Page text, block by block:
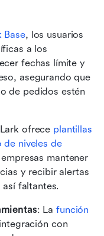
Base, los usuarios
a los
fechas límite y
asegurando que
de pedidos estén
ofrece plantillas
de niveles de
mantener
y recibir alertas
faltantes.
: La función
con